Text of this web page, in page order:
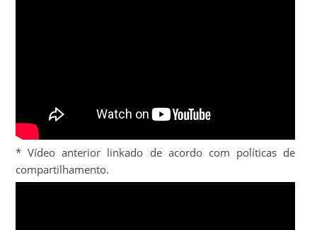
* Vídeo anterior linkado de acordo com políticas de
compartilhamento.